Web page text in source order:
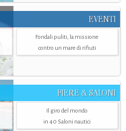
EVENTI
Fondali puliti, la missione
contro un mare di rifiuti
FIERE & SALONI
Il giro del mondo
in 40 Saloni nautici